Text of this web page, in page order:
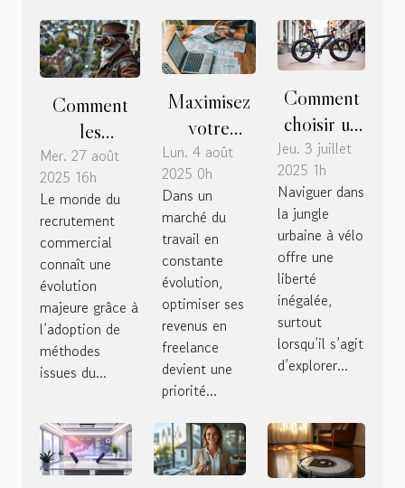
Comment
les
techniques
de chasseur
de têtes
transforment
le
recrutement
commercial ?
Mer. 27 août
2025 16h
Le monde du
recrutement
commercial
connaît une
évolution
majeure grâce à
l’adoption de
méthodes
issues du...
Maximisez
votre
salaire en
tant que
freelance :
comprendre
le portage
salarial
Lun. 4 août
2025 0h
Dans un
marché du
travail en
constante
évolution,
optimiser ses
revenus en
freelance
devient une
priorité...
Comment
choisir un
fat bike
pliable
pour vos
aventures
urbaines ?
Jeu. 3 juillet
2025 1h
Naviguer dans
la jungle
urbaine à vélo
offre une
liberté
inégalée,
surtout
lorsqu’il s’agit
d’explorer...